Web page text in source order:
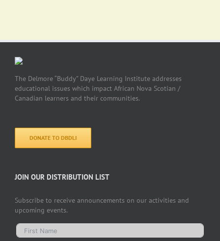
The Delmore “Buddy” Daye Learning Institute addresses
educational issues which impact African Nova Scotian /
Canadian learners and their communities.
DONATE TO DBDLI
JOIN OUR DISTRIBUTION LIST
Subscribe to receive announcements on our activities and
upcoming events.